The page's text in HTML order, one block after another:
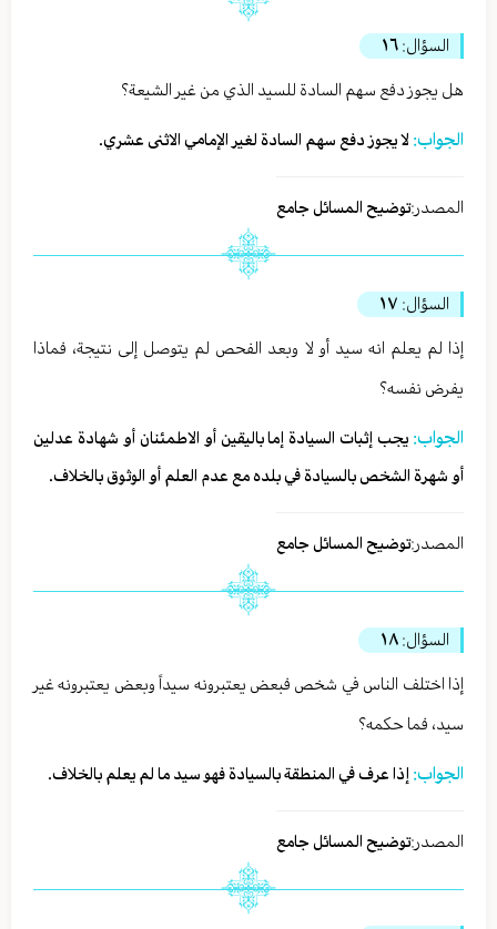
السؤال: ١٦
هل يجوز دفع سهم السادة للسيد الذي من غير الشيعة؟
الجواب: لا يجوز دفع سهم السادة لغير الإمامي الاثنى عشري.
المصدر:توضيح المسائل جامع
السؤال: ١٧
إذا لم يعلم انه سيد أو لا وبعد الفحص لم يتوصل إلى نتيجة، فماذا
يفرض نفسه؟
الجواب: يجب إثبات السيادة إما باليقين أو الاطمئنان أو شهادة عدلين
أو شهرة الشخص بالسيادة في بلده مع عدم العلم أو الوثوق بالخلاف.
المصدر:توضيح المسائل جامع
السؤال: ١٨
إذا اختلف الناس في شخص فبعض يعتبرونه سيداً وبعض يعتبرونه غير
سيد، فما حكمه؟
الجواب: إذا عرف في المنطقة بالسيادة فهو سيد ما لم يعلم بالخلاف.
المصدر:توضيح المسائل جامع